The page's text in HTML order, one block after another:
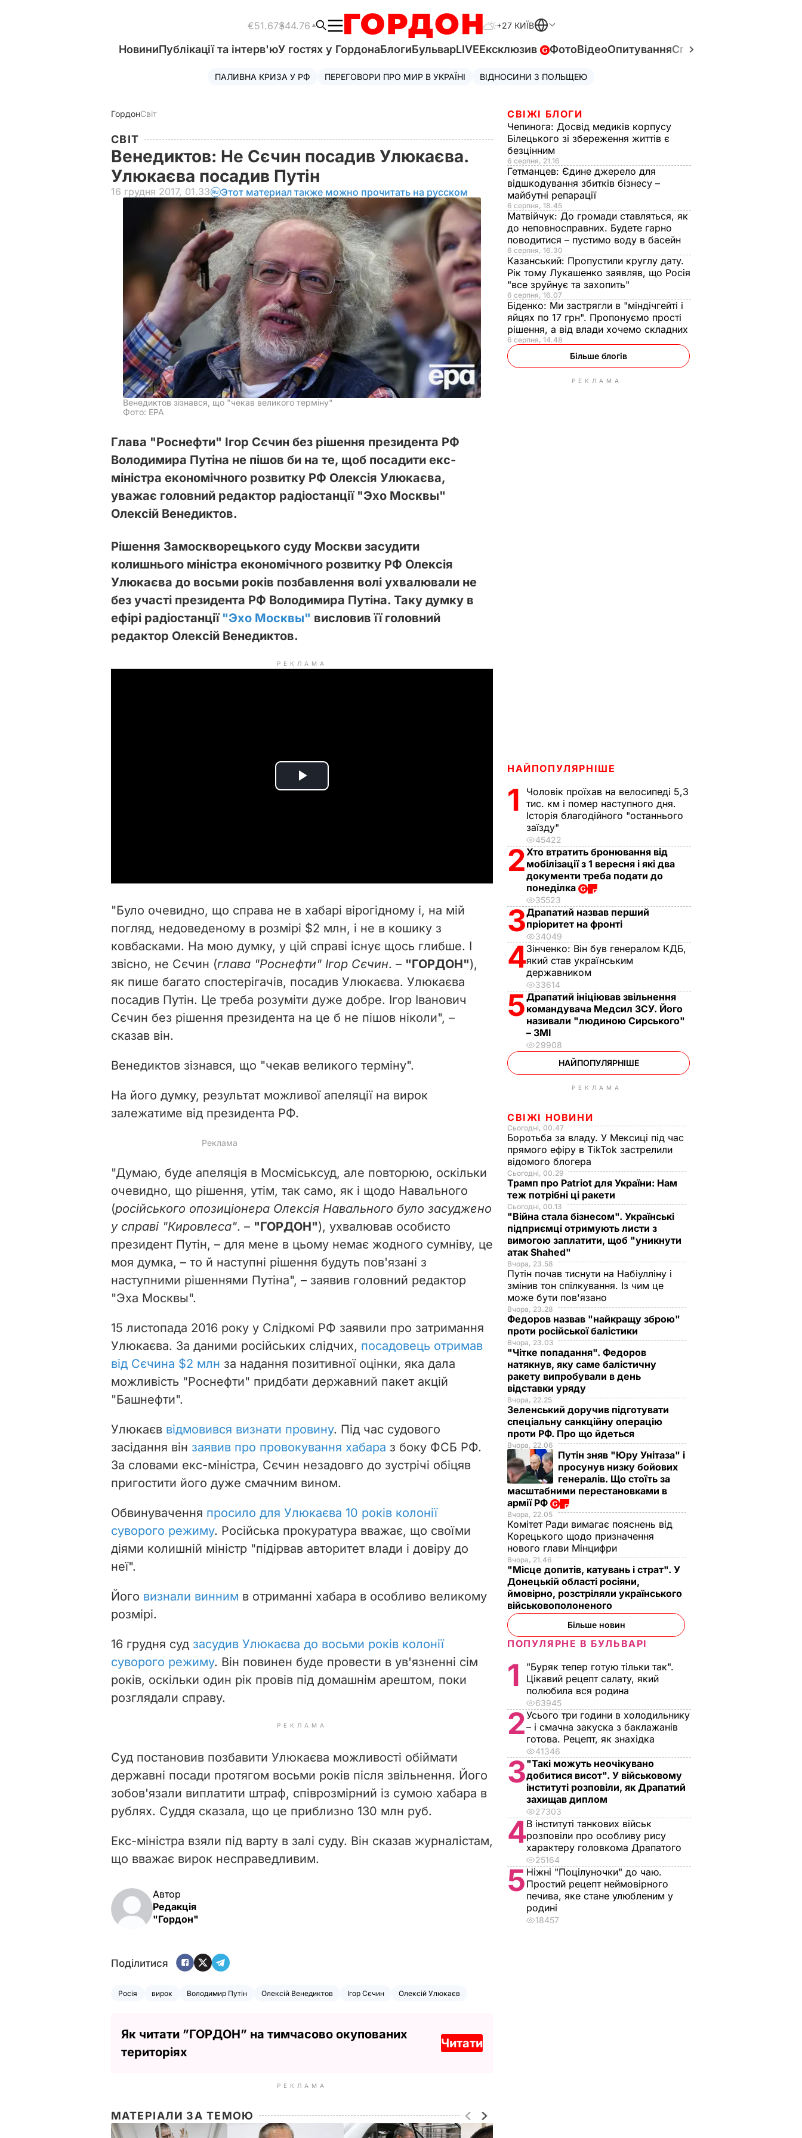
€51.67$44.76 +27 КИЇВ
НовиниПублікації та інтерв'юУ гостях у ГордонаБлогиБульварLIVEЕксклюзив ФотоВідеоОпитуванняСпецпроєкти
ПАЛИВНА КРИЗА У РФ ПЕРЕГОВОРИ ПРО МИР В УКРАЇНІ ВІДНОСИНИ З ПОЛЬЩЕЮ
ГордонСвіт
СВІТ
Венедиктов: Не Сєчин посадив Улюкаєва.
Улюкаєва посадив Путін
16 грудня 2017, 01.33 Этот материал также можно прочитать на русском
Венедиктов зізнався, що "чекав великого терміну"
Фото: ЕРА
Глава "Роснефти" Ігор Сєчин без рішення президента РФ
Володимира Путіна не пішов би на те, щоб посадити екс-
міністра економічного розвитку РФ Олексія Улюкаєва,
уважає головний редактор радіостанції "Эхо Москвы"
Олексій Венедиктов.
Рішення Замоскворецького суду Москви засудити
колишнього міністра економічного розвитку РФ Олексія
Улюкаєва до восьми років позбавлення волі ухвалювали не
без участі президента РФ Володимира Путіна. Таку думку в
ефірі радіостанції "Эхо Москвы" висловив її головний
редактор Олексій Венедиктов.
РЕКЛАМА
P
i
d
e
o
"Було очевидно, що справа не в хабарі вірогідному і, на мій
погляд, недоведеному в розмірі $2 млн, і не в кошику з
ковбасками. На мою думку, у цій справі існує щось глибше. І
звісно, не Сєчин (глава "Роснефти" Ігор Сєчин. – "ГОРДОН"),
як пише багато спостерігачів, посадив Улюкаєва. Улюкаєва
посадив Путін. Це треба розуміти дуже добре. Ігор Іванович
Сєчин без рішення президента на це б не пішов ніколи", –
сказав він.
Венедиктов зізнався, що "чекав великого терміну".
На його думку, результат можливої апеляції на вирок
залежатиме від президента РФ.
"Думаю, буде апеляція в Мосміськсуд, але повторюю, оскільки
очевидно, що рішення, утім, так само, як і щодо Навального
(російського опозиціонера Олексія Навального було засуджено
у справі "Кировлеса". – "ГОРДОН"), ухвалював особисто
президент Путін, – для мене в цьому немає жодного сумніву, це
моя думка, – то й наступні рішення будуть пов'язані з
наступними рішеннями Путіна", – заявив головний редактор
"Эха Москвы".
15 листопада 2016 року у Слідкомі РФ заявили про затримання
Улюкаєва. За даними російських слідчих, посадовець отримав
від Сєчина $2 млн за надання позитивної оцінки, яка дала
можливість "Роснефти" придбати державний пакет акцій
"Башнефти".
Улюкаєв відмовився визнати провину. Під час судового
засідання він заявив про провокування хабара з боку ФСБ РФ.
За словами екс-міністра, Сєчин незадовго до зустрічі обіцяв
пригостити його дуже смачним вином.
Обвинувачення просило для Улюкаєва 10 років колонії
суворого режиму. Російська прокуратура вважає, що своїми
діями колишній міністр "підірвав авторитет влади і довіру до
неї".
Його визнали винним в отриманні хабара в особливо великому
розмірі.
16 грудня суд засудив Улюкаєва до восьми років колонії
суворого режиму. Він повинен буде провести в ув'язненні сім
років, оскільки один рік провів під домашнім арештом, поки
розглядали справу.
РЕКЛАМА
Суд постановив позбавити Улюкаєва можливості обіймати
державні посади протягом восьми років після звільнення. Його
зобов'язали виплатити штраф, співрозмірний із сумою хабара в
рублях. Суддя сказала, що це приблизно 130 млн руб.
Екс-міністра взяли під варту в залі суду. Він сказав журналістам,
що вважає вирок несправедливим.
Автор
Редакція
"Гордон"
Поділитися
Росія вирок Володимир Путін Олексій Венедиктов Ігор Сєчин Олексій Улюкаєв
Як читати ”ГОРДОН” на тимчасово окупованих
територіях
Читати
РЕКЛАМА
МАТЕРІАЛИ ЗА ТЕМОЮ
СВІЖІ БЛОГИ
Чепинога: Досвід медиків корпусу
Білецького зі збереження життів є
безцінним
6 серпня, 21.16
Гетманцев: Єдине джерело для
відшкодування збитків бізнесу –
майбутні репарації
6 серпня, 18.45
Матвійчук: До громади ставляться, як
до неповносправних. Будете гарно
поводитися – пустимо воду в басейн
6 серпня, 16.30
Казанський: Пропустили круглу дату.
Рік тому Лукашенко заявляв, що Росія
"все зруйнує та захопить"
6 серпня, 16.07
Біденко: Ми застрягли в "міндічгейті і
яйцях по 17 грн". Пропонуємо прості
рішення, а від влади хочемо складних
6 серпня, 14.48
Більше блогів
РЕКЛАМА
НАЙПОПУЛЯРНІШЕ
1
Чоловік проїхав на велосипеді 5,3
тис. км і помер наступного дня.
Історія благодійного "останнього
заїзду"
45422
2Хто втратить бронювання від
мобілізації з 1 вересня і які два
документи треба подати до
понеділка
35523
3Драпатий назвав перший
пріоритет на фронті
34049
4Зінченко: Він був генералом КДБ,
який став українським
державником
33614
5Драпатий ініціював звільнення
командувача Медсил ЗСУ. Його
називали "людиною Сирського"
– ЗМІ
29908
НАЙПОПУЛЯРНІШЕ
РЕКЛАМА
СВІЖІ НОВИНИ
Сьогодні, 00.47
Боротьба за владу. У Мексиці під час
прямого ефіру в TikTok застрелили
відомого блогера
Сьогодні, 00.29
Трамп про Patriot для України: Нам
теж потрібні ці ракети
Сьогодні, 00.13
"Війна стала бізнесом". Українські
підприємці отримують листи з
вимогою заплатити, щоб "уникнути
атак Shahed"
Вчора, 23.58
Путін почав тиснути на Набіулліну і
змінив тон спілкування. Із чим це
може бути пов'язано
Вчора, 23.28
Федоров назвав "найкращу зброю"
проти російської балістики
Вчора, 23.03
"Чітке попадання". Федоров
натякнув, яку саме балістичну
ракету випробували в день
відставки уряду
Вчора, 22.25
Зеленський доручив підготувати
спеціальну санкційну операцію
проти РФ. Про що йдеться
Вчора, 22.06
Путін зняв "Юру Унітаза" і
просунув низку бойових
генералів. Що стоїть за
масштабними перестановками в
армії РФ
Вчора, 22.05
Комітет Ради вимагає пояснень від
Корецького щодо призначення
нового глави Мінцифри
Вчора, 21.46
"Місце допитів, катувань і страт". У
Донецькій області росіяни,
ймовірно, розстріляли українського
військовополоненого
Більше новин
ПОПУЛЯРНЕ В БУЛЬВАРІ
1
"Буряк тепер готую тільки так".
Цікавий рецепт салату, який
полюбила вся родина
63945
2Усього три години в холодильнику
– і смачна закуска з баклажанів
готова. Рецепт, як знахідка
41346
3"Такі можуть неочікувано
добитися висот". У військовому
інституті розповіли, як Драпатий
захищав диплом
27303
4В інституті танкових військ
розповіли про особливу рису
характеру головкома Драпатого
25164
5 Ніжні "Поцілуночки" до чаю.
Простий рецепт неймовірного
печива, яке стане улюбленим у
родині
18457